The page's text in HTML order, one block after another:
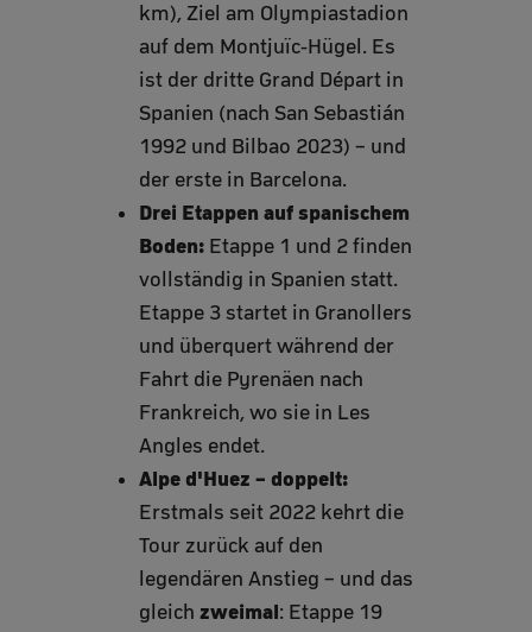
km), Ziel am Olympiastadion
auf dem Montjuïc-Hügel. Es
ist der dritte Grand Départ in
Spanien (nach San Sebastián
1992 und Bilbao 2023) – und
der erste in Barcelona.
Drei Etappen auf spanischem
Boden: Etappe 1 und 2 finden
vollständig in Spanien statt.
Etappe 3 startet in Granollers
und überquert während der
Fahrt die Pyrenäen nach
Frankreich, wo sie in Les
Angles endet.
Alpe d'Huez – doppelt:
Erstmals seit 2022 kehrt die
Tour zurück auf den
legendären Anstieg – und das
gleichzweimal: Etappe 19